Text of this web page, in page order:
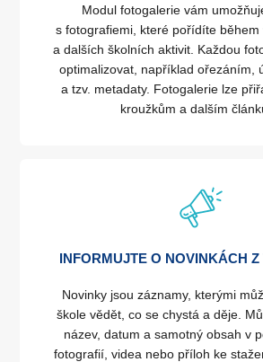
Modul fotogalerie vám
s fotografiemi, které pořídíte během
a dalších školních aktivit. Každou
optimalizovat, například ořezáním,
a tzv. metadaty. Fotogalerie lze
kroužkům a dalším
INFORMUJTE O NOVINKÁCH
Novinky jsou záznamy, kterými
škole vědět, co se chystá a děje.
název, datum a samotný obsah v
fotografií, videa nebo příloh ke